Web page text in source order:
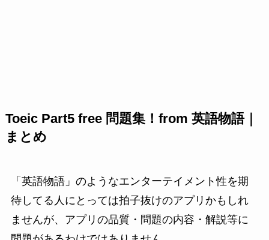
Toeic Part5 free 問題集！from 英語物語｜
まとめ
「英語物語」のようなエンターテイメント性を期
待してる人にとっては拍子抜けのアプリかもしれ
ませんが、アプリの品質・問題の内容・解説等に